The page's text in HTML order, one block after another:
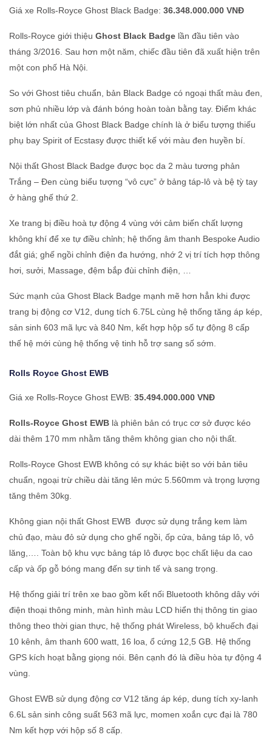
Giá xe Rolls-Royce Ghost Black Badge: 36.348.000.000 VNĐ
Rolls-Royce giới thiệu Ghost Black Badge lần đầu tiên vào
tháng 3/2016. Sau hơn một năm, chiếc đầu tiên đã xuất hiện trên
một con phố Hà Nội.
So với Ghost tiêu chuẩn, bản Black Badge có ngoại thất màu đen,
sơn phủ nhiều lớp và đánh bóng hoàn toàn bằng tay. Điểm khác
biệt lớn nhất của Ghost Black Badge chính là ở biểu tượng thiếu
phụ bay Spirit of Ecstasy được thiết kế với màu đen huyền bí.
Nội thất Ghost Black Badge được bọc da 2 màu tương phản
Trắng – Đen cùng biểu tượng “vô cực” ở bảng táp-lô và bệ tỳ tay
ở hàng ghế thứ 2.
Xe trang bị điều hoà tự động 4 vùng với cảm biến chất lượng
không khí để xe tự điều chỉnh; hệ thống âm thanh Bespoke Audio
đắt giá; ghế ngồi chỉnh điện đa hướng, nhớ 2 vị trí tích hợp thông
hơi, sưởi, Massage, đệm bắp đùi chỉnh điện, …
Sức mạnh của Ghost Black Badge mạnh mẽ hơn hẳn khi được
trang bị động cơ V12, dung tích 6.75L cùng hệ thống tăng áp kép,
sản sinh 603 mã lực và 840 Nm, kết hợp hộp số tự động 8 cấp
thế hệ mới cùng hệ thống vệ tinh hỗ trợ sang số sớm.
Rolls Royce Ghost EWB
Giá xe Rolls-Royce Ghost EWB: 35.494.000.000 VNĐ
Rolls-Royce Ghost EWB là phiên bản có trục cơ sở được kéo
dài thêm 170 mm nhằm tăng thêm không gian cho nội thất.
Rolls-Royce Ghost EWB không có sự khác biệt so với bản tiêu
chuẩn, ngoại trừ chiều dài tăng lên mức 5.560mm và trọng lượng
tăng thêm 30kg.
Không gian nội thất Ghost EWB được sử dụng trắng kem làm
chủ đạo, màu đỏ sử dụng cho ghế ngồi, ốp cửa, bảng táp lô, vô
lăng,…. Toàn bộ khu vực bảng táp lô được bọc chất liệu da cao
cấp và ốp gỗ bóng mang đến sự tinh tế và sang trọng.
Hệ thống giải trí trên xe bao gồm kết nối Bluetooth không dây với
điện thoại thông minh, màn hình màu LCD hiển thị thông tin giao
thông theo thời gian thực, hệ thống phát Wireless, bộ khuếch đại
10 kênh, âm thanh 600 watt, 16 loa, ổ cứng 12,5 GB. Hệ thống
GPS kích hoạt bằng giọng nói. Bên cạnh đó là điều hòa tự động 4
vùng.
Ghost EWB sử dụng động cơ V12 tăng áp kép, dung tích xy-lanh
6.6L sản sinh công suất 563 mã lực, momen xoắn cực đại là 780
Nm kết hợp với hộp số 8 cấp.